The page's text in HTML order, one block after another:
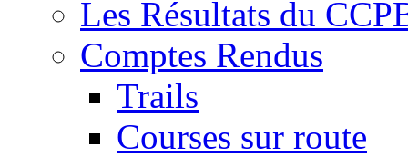
Les Résultats du
Comptes Rendus
Trails
Courses sur route